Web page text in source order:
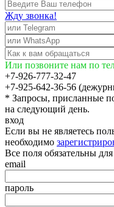
Жду звонка!
Или позвоните нам по
+7-926-777-32-47
+7-925-642-36-56
* Запросы, присланные
на следующий день.
вход
Если вы не являетесь
необходимо
Все поля обязательны
email
пароль